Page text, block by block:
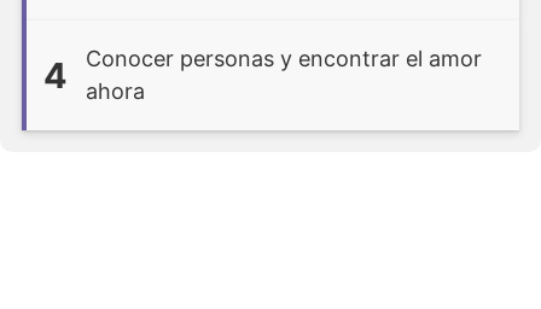
4
Conocer personas y encontrar el amor
ahora